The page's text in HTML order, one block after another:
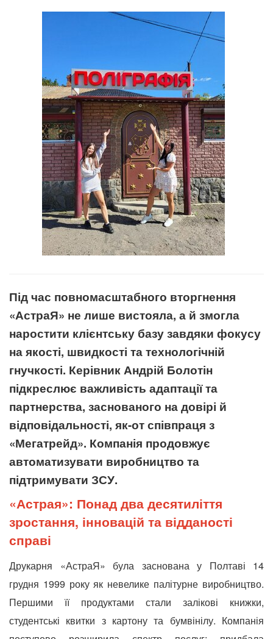
Під час повномасштабного вторгнення
«АстраЯ» не лише вистояла, а й змогла
наростити клієнтську базу завдяки фокусу
на якості, швидкості та технологічній
гнучкості. Керівник Андрій Болотін
підкреслює важливість адаптації та
партнерства, заснованого на довірі й
відповідальності, як-от співпраця з
«Мегатрейд». Компанія продовжує
автоматизувати виробництво та
підтримувати ЗСУ.
«Астрая»: Понад два десятиліття
зростання, інновацій та відданості
справі
Друкарня «АстраЯ» була заснована у Полтаві 14
грудня 1999 року як невелике палітурне виробництво.
Першими її продуктами стали залікові книжки,
студентські квитки з картону та бумвінілу. Компанія